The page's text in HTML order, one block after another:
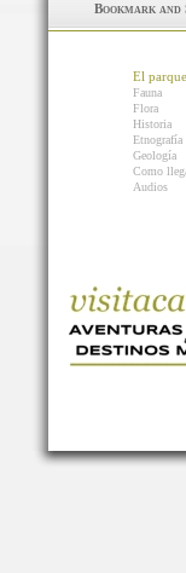
El parque
Fauna
Flora
Historia
Etnografía
Geología
Como
Audios